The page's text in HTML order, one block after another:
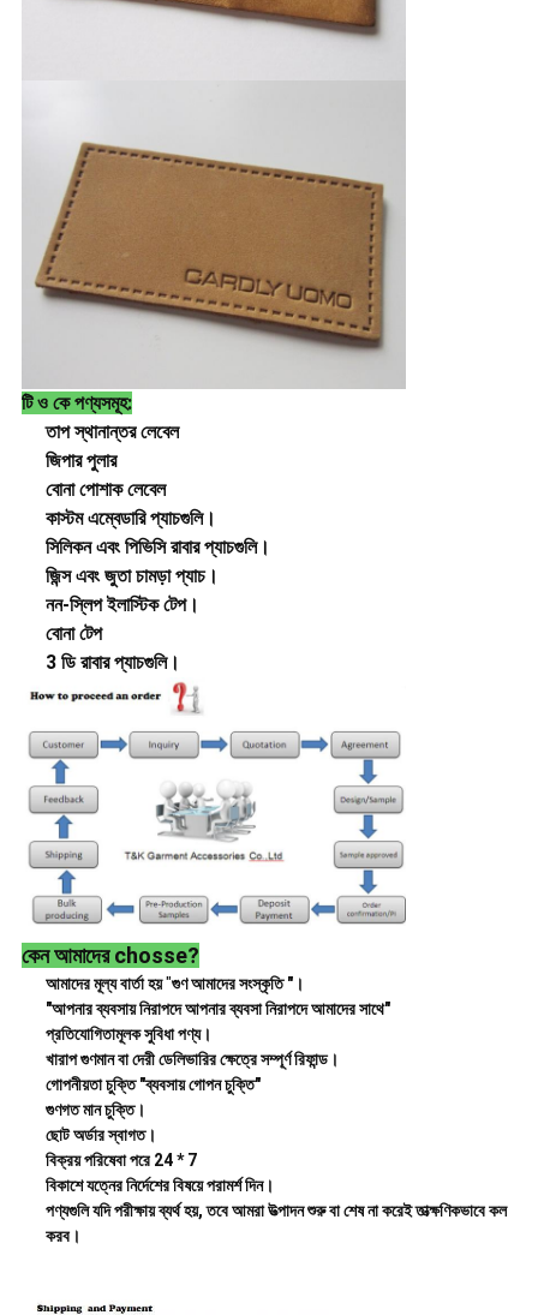
টি ও কে পণ্যসমূহ:
তাপ স্থানান্তর লেবেল
জিপার পুলার
বোনা পোশাক লেবেল
কাস্টম এম্বেডারি প্যাচগুলি।
সিলিকন এবং পিভিসি রাবার প্যাচগুলি।
জিন্স এবং জুতা চামড়া প্যাচ।
নন-স্লিপ ইলাস্টিক টেপ।
বোনা টেপ
3 ডি রাবার প্যাচগুলি।
কেন আমাদের chosse?
আমাদের মূল্য বার্তা হয়"গুণ আমাদের সংস্কৃতি "।
"আপনার ব্যবসায় নিরাপদে আপনার ব্যবসা নিরাপদে আমাদের সাথে"
প্রতিযোগিতামূলক সুবিধা পণ্য।
খারাপ গুণমান বা দেরী ডেলিভারির ক্ষেত্রে সম্পূর্ণ রিফান্ড।
গোপনীয়তা চুক্তি "ব্যবসায় গোপন চুক্তি"
গুণগত মান চুক্তি।
ছোট অর্ডার স্বাগত।
বিক্রয় পরিষেবা পরে 24 * 7
বিকাশে যত্নের নির্দেশের বিষয়ে পরামর্শ দিন।
পণ্যগুলি যদি পরীক্ষায় ব্যর্থ হয়, তবে আমরা উত্পাদন শুরু বা শেষ না করেই তাত্ক্ষণিকভাবে কল
করব।